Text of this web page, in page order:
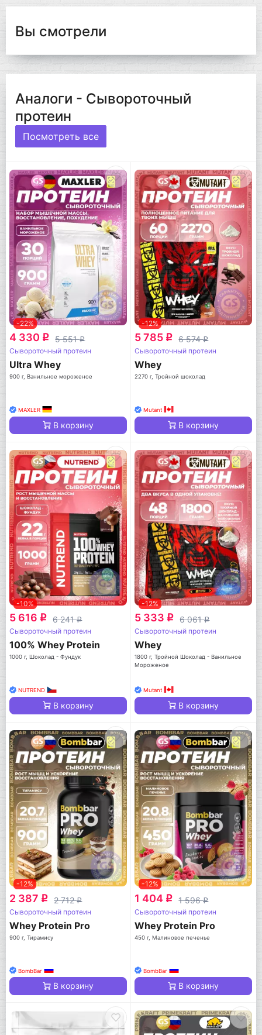
Вы смотрели
Аналоги - Сывороточный
протеин
Посмотреть все
-22%
4 330 q 5 551q
Сывороточный протеин
Ultra Whey
900 г, Ванильное мороженое
MAXLER
В корзину
-12%
5 785 q 6 574q
Сывороточный протеин
Whey
2270 г, Тройной шоколад
Mutant
В корзину
-10%
5 616 q 6 241q
Сывороточный протеин
100% Whey Protein
1000 г, Шоколад - Фундук
NUTREND
В корзину
-12%
5 333 q 6 061q
Сывороточный протеин
Whey
1800 г, Тройной Шоколад - Ванильное
Мороженое
Mutant
В корзину
-12%
2 387 q 2 712q
Сывороточный протеин
Whey Protein Pro
900 г, Тирамису
BombBar
В корзину
-12%
1 404 q 1 596q
Сывороточный протеин
Whey Protein Pro
450 г, Малиновое печенье
BombBar
В корзину